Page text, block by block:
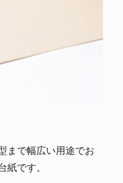
まで幅広い用途でお
紙です。